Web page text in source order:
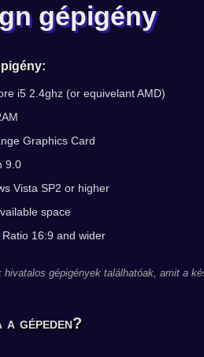
gépigény
i5 2.4ghz (or equivelant AMD)
Graphics Card
9.0
Vista SP2 or higher
space
Ratio 16:9 and wider
hivatalos gépigények találhatóak, amit a
gépeden?